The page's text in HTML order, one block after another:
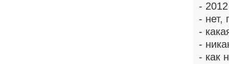
-
- нет,
-
-
- как